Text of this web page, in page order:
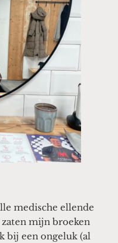
medische ellende
zaten mijn broeken
bij een ongeluk (al